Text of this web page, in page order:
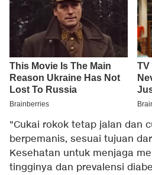
"Cukai rokok tetap jalan dan
berpemanis, sesuai tujuan
Kesehatan untuk menjaga
tingginya dan prevalensi